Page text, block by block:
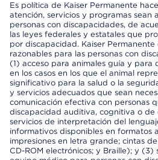
Es política de Kaiser Permanente
atención, servicios y programas sean
personas con discapacidades, de
las leyes federales y estatales que
por discapacidad. Kaiser
razonables para las personas con
(1) acceso para animales guía y para
en los casos en los que el animal
significativo para la salud o la
y servicios adecuados que sean
comunicación efectiva con personas
discapacidad auditiva, cognitiva o de
servicios de interpretación del
informativos disponibles en formatos
impresiones en letra grande; cintas
CD-ROM electrónicos; y Braille); y (3)